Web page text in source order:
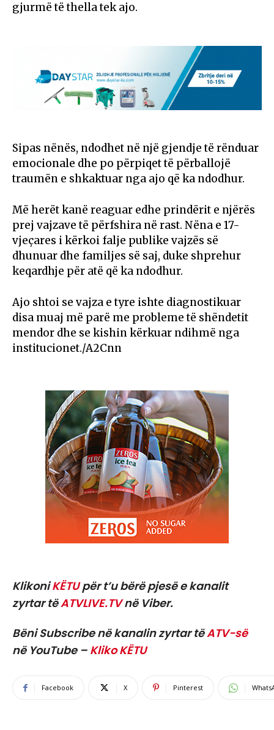
gjurmë të thella tek ajo.
Sipas nënës, ndodhet në një gjendje të rënduar
emocionale dhe po përpiqet të përballojë
traumën e shkaktuar nga ajo që ka ndodhur.
Më herët kanë reaguar edhe prindërit e njërës
prej vajzave të përfshira në rast. Nëna e 17-
vjeçares i kërkoi falje publike vajzës së
dhunuar dhe familjes së saj, duke shprehur
keqardhje për atë që ka ndodhur.
Ajo shtoi se vajza e tyre ishte diagnostikuar
disa muaj më parë me probleme të shëndetit
mendor dhe se kishin kërkuar ndihmë nga
institucionet./A2Cnn
KlikoniKËTUpër t’u bërë pjesë e kanalit
zyrtar tëATVLIVE.TVnë Viber.
Bëni Subscribe në kanalin zyrtar tëATV-së
në YouTube – Kliko KËTU
Facebook X Pinterest